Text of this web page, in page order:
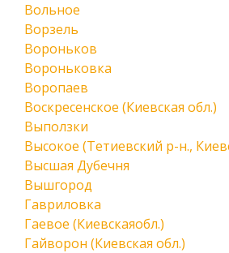
Вольное
Ворзель
Вороньков
Вороньковка
Воропаев
Воскресенское (Киевская обл.)
Выползки
Высокое (Тетиевский р-н.,
Высшая Дубечня
Вышгород
Гавриловка
Гаевое (Киевскаяобл.)
Гайворон (Киевская обл.)